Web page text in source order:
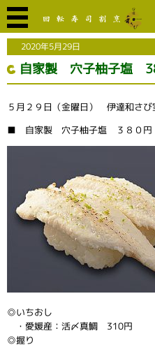
2020年5月29日
自家製 穴子柚子塩
５月２９日（金曜日） 伊達和さ
■ 自家製 穴子柚子塩 ３８０円
◎いちおし
・愛媛産：活〆真鯛 310円
◎握り